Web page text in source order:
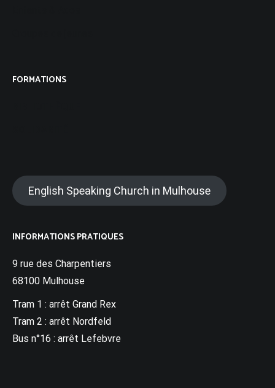
FORMATIONS
English Speaking Church in Mulhouse
INFORMATIONS PRATIQUES
9 rue des Charpentiers
68100 Mulhouse
Tram 1 : arrêt Grand Rex
Tram 2 : arrêt Nordfeld
Bus n°16 : arrêt Lefebvre